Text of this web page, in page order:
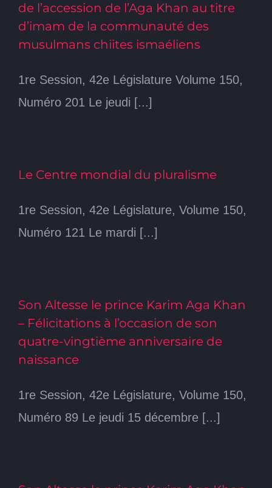
de l’accession de l’Aga Khan au titre
d’imam de la communauté des
musulmans chiites ismaéliens
1re Session, 42e Législature Volume 150,
Numéro 201 Le jeudi [...]
Le Centre mondial du pluralisme
1re Session, 42e Législature, Volume 150,
Numéro 121 Le mardi [...]
Son Altesse le prince Karim Aga Khan
– Félicitations à l’occasion de son
quatre-vingtième anniversaire de
naissance
1re Session, 42e Législature, Volume 150,
Numéro 89 Le jeudi 15 décembre [...]